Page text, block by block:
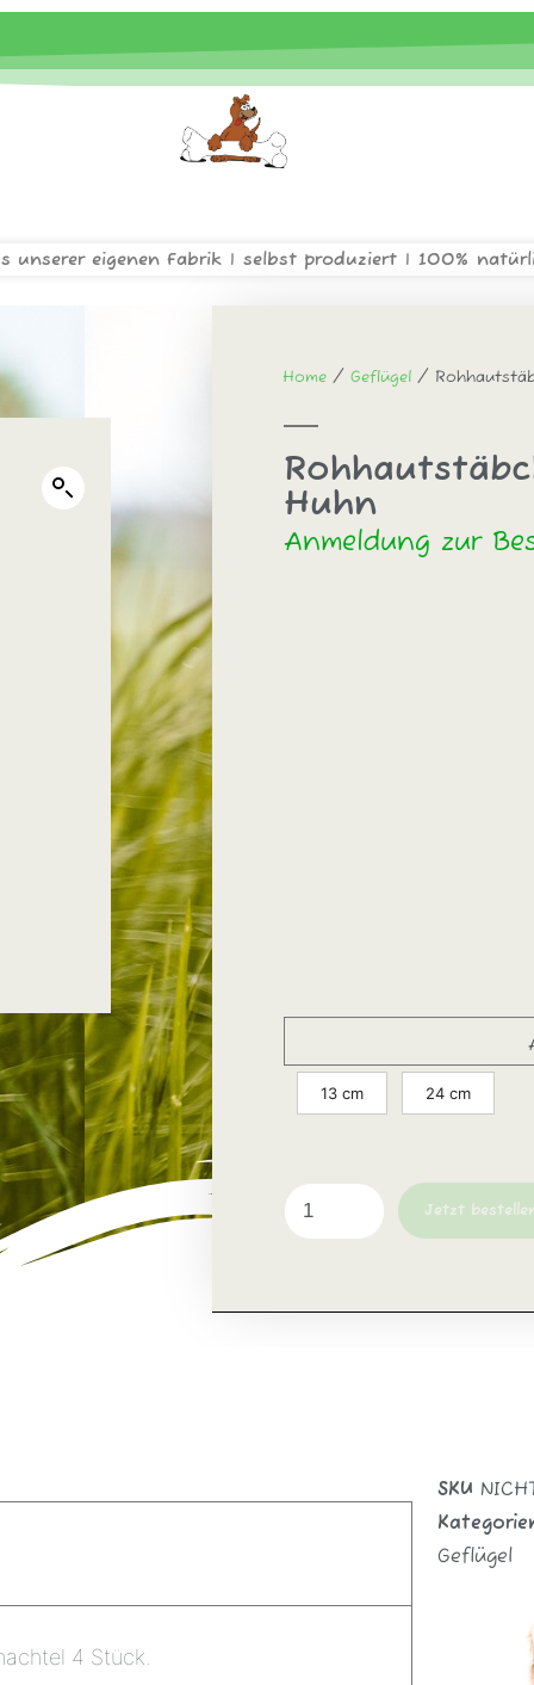
unserer eigenen Fabrik | selbst produziert | 100%
Home / Geflügel /
Huhn
Anmeldung zur
13 cm 24 cm
Jetzt
4 Stück.
SKU
Geflügel